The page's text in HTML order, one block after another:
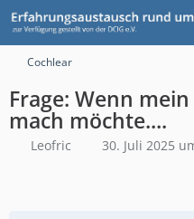
Cochlear
Frage: Wenn
mach möchte....
Leofric 30. Juli 2025